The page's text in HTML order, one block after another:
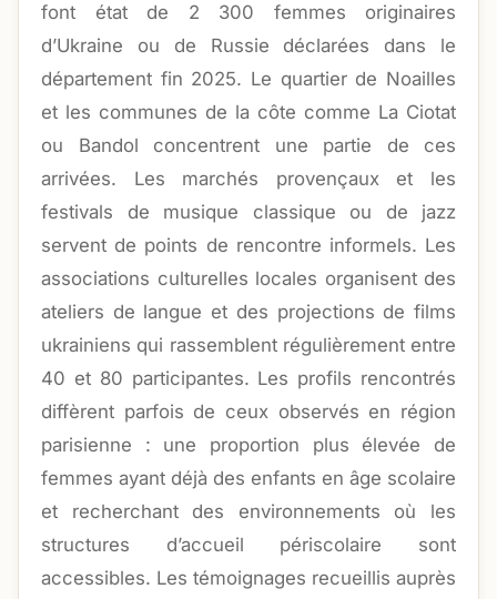
font état de 2 300 femmes originaires
d’Ukraine ou de Russie déclarées dans le
département fin 2025. Le quartier de Noailles
et les communes de la côte comme La Ciotat
ou Bandol concentrent une partie de ces
arrivées. Les marchés provençaux et les
festivals de musique classique ou de jazz
servent de points de rencontre informels. Les
associations culturelles locales organisent des
ateliers de langue et des projections de films
ukrainiens qui rassemblent régulièrement entre
40 et 80 participantes. Les profils rencontrés
diffèrent parfois de ceux observés en région
parisienne : une proportion plus élevée de
femmes ayant déjà des enfants en âge scolaire
et recherchant des environnements où les
structures d’accueil périscolaire sont
accessibles. Les témoignages recueillis auprès